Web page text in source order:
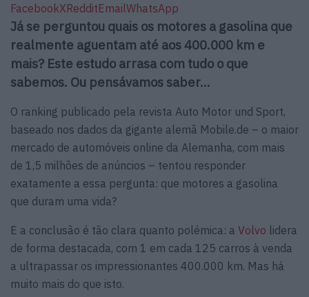
FacebookXRedditEmailWhatsApp
Já se perguntou quais os motores a gasolina que
realmente aguentam até aos 400.000 km e
mais? Este estudo arrasa com tudo o que
sabemos. Ou pensávamos saber…
O ranking publicado pela revista Auto Motor und Sport,
baseado nos dados da gigante alemã Mobile.de – o maior
mercado de automóveis online da Alemanha, com mais
de 1,5 milhões de anúncios – tentou responder
exatamente a essa pergunta: que motores a gasolina
que duram uma vida?
E a conclusão é tão clara quanto polémica: a Volvo lidera
de forma destacada, com 1 em cada 125 carros à venda
a ultrapassar os impressionantes 400.000 km. Mas há
muito mais do que isto.